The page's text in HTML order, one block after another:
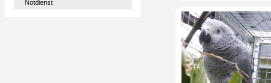
Notdienst